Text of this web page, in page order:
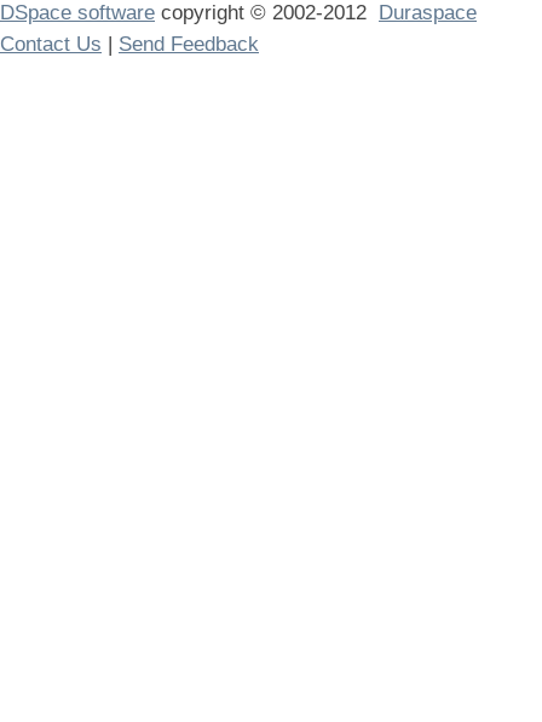
DSpace software copyright © 2002-2012 Duraspace
Contact Us | Send Feedback